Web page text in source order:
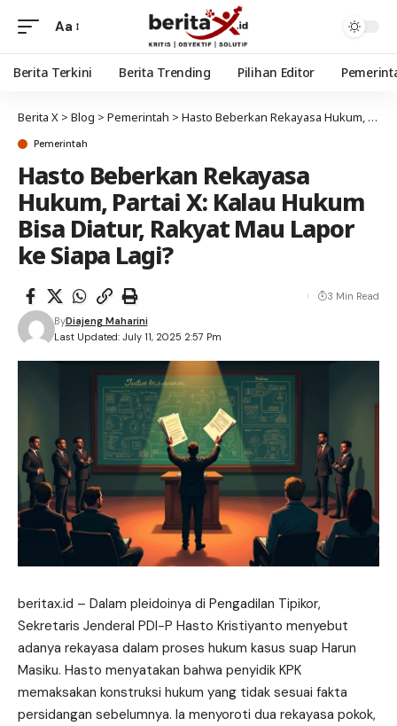
Aa
Berita Terkini Berita Trending Pilihan Editor
Berita X > Blog > Pemerintah > Hasto Beberkan Rekayasa Hukum, Partai X: Kalau Hukum Bisa Diatur, Rakyat Mau Lapor ke Siapa Lagi?
Pemerintah
Hasto Beberkan Rekayasa
Hukum, Partai X: Kalau Hukum
Bisa Diatur, Rakyat Mau Lapor
ke Siapa Lagi?
Last Updated: July 11, 2025 2:57 Pm
ByDiajeng Maharini
3 Min Read
beritax.id – Dalam pleidoinya di Pengadilan Tipikor,
Sekretaris Jenderal PDI-P Hasto Kristiyanto menyebut
adanya rekayasa dalam proses hukum kasus suap Harun
Masiku. Hasto menyatakan bahwa penyidik KPK
memaksakan konstruksi hukum yang tidak sesuai fakta
persidangan sebelumnya. Ia menyoroti dua rekayasa pokok,